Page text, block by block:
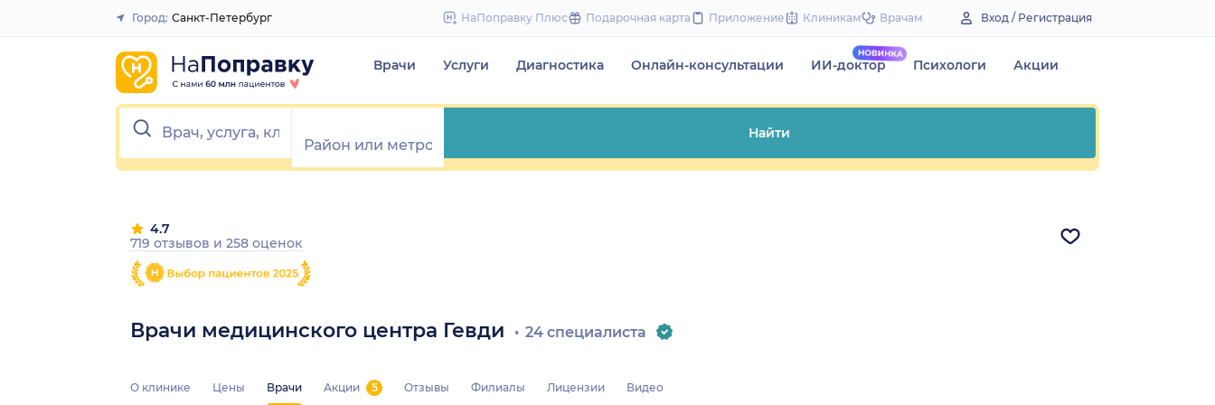
to
Закрыть
Город: Санкт-Петербург НаПоправку Плюс Подарочная карта Приложение Клиникам Врачам Вход / Регистрация
Врачи Услуги Диагностика Онлайн-консультации ИИ-доктор Психологи Акции
Найти
Врачи медицинского центра Гевди 24 специалиста
4.7
719 отзывов и 258 оценок
О клинике Цены Врачи Акции 5 Отзывы Филиалы Лицензии Видео